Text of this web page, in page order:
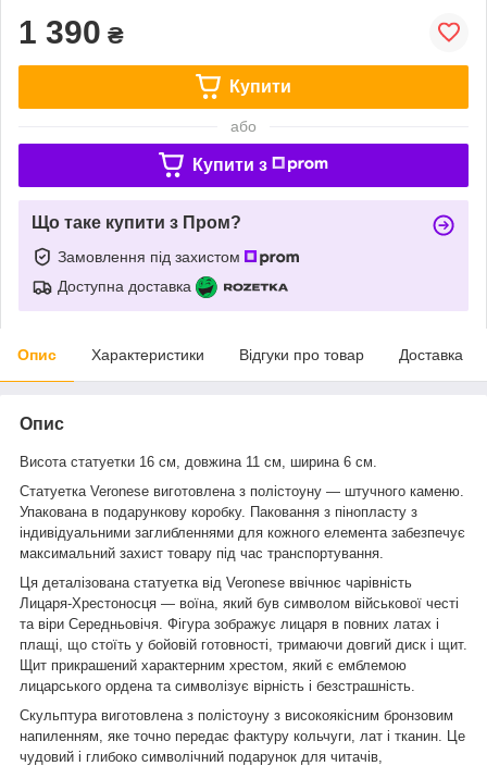
1 390 ₴
Купити
або
Купити з
Що таке купити з Пром?
Замовлення під захистом
Доступна доставка
Опис Характеристики Відгуки про товар Доставка
Опис
Висота статуетки 16 см, довжина 11 см, ширина 6 см.
Статуетка Veronese виготовлена з полістоуну — штучного каменю.
Упакована в подарункову коробку. Паковання з пінопласту з
індивідуальними заглибленнями для кожного елемента забезпечує
максимальний захист товару під час транспортування.
Ця деталізована статуетка від Veronese ввічнює чарівність
Лицаря-Хрестоносця — воїна, який був символом військової честі
та віри Середньовічя. Фігура зображує лицаря в повних латах і
плащі, що стоїть у бойовій готовності, тримаючи довгий диск і щит.
Щит прикрашений характерним хрестом, який є емблемою
лицарського ордена та символізує вірність і безстрашність.
Скульптура виготовлена з полістоуну з високоякісним бронзовим
напиленням, яке точно передає фактуру кольчуги, лат і тканин. Це
чудовий і глибоко символічний подарунок для читачів,